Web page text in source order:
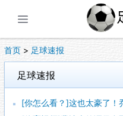
首页 > 足球速报
足球速报
[你怎么看？]这也太豪了！乔治